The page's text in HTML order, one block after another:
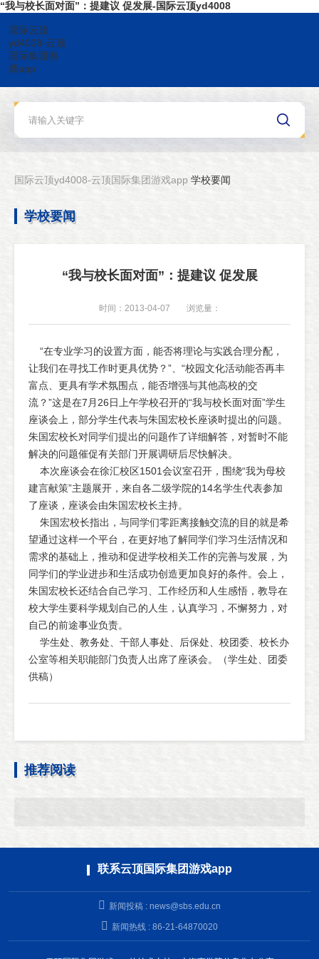
“我与校长面对面”：提建议 促发展-国际云顶yd4008
国际云顶
yd4008-云顶
国际集团游
戏app
国际云顶yd4008-云顶国际集团游戏app 学校要闻
学校要闻
“我与校长面对面”：提建议 促发展
时间：2013-04-07 浏览量：
“在专业学习的设置方面，能否将理论与实践合理分配，
让我们在寻找工作时更具优势？”、“校园文化活动能否再丰
富点、更具有学术氛围点，能否增强与其他高校的交
流？”这是在7月26日上午学校召开的“我与校长面对面”学生
座谈会上，部分学生代表与朱国宏校长座谈时提出的问题。
朱国宏校长对同学们提出的问题作了详细解答，对暂时不能
解决的问题催促有关部门开展调研后尽快解决。
本次座谈会在徐汇校区1501会议室召开，围绕“我为母校
建言献策”主题展开，来自各二级学院的14名学生代表参加
了座谈，座谈会由朱国宏校长主持。
朱国宏校长指出，与同学们零距离接触交流的目的就是希
望通过这样一个平台，在更好地了解同学们学习生活情况和
需求的基础上，推动和促进学校相关工作的完善与发展，为
同学们的学业进步和生活成功创造更加良好的条件。会上，
朱国宏校长还结合自己学习、工作经历和人生感悟，教导在
校大学生要科学规划自己的人生，认真学习，不懈努力，对
自己的前途事业负责。
学生处、教务处、干部人事处、后保处、校团委、校长办
公室等相关职能部门负责人出席了座谈会。（学生处、团委
供稿）
推荐阅读
联系云顶国际集团游戏app
新闻投稿 : news@sbs.edu.cn
新闻热线 : 86-21-64870020